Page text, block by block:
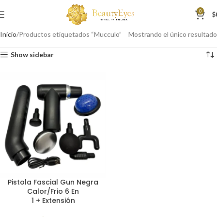
0 $
Inicio Productos etiquetados “Mucculo” Mostrando el único resultado
Show sidebar
Pistola Fascial Gun Negra
Calor/Frio 6 En
1 + Extensión